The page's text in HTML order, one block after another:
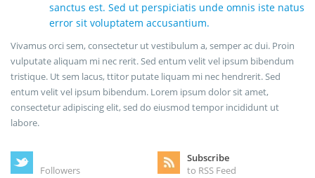
sanctus est. Sed ut perspiciatis unde omnis iste natus
error sit voluptatem accusantium.
Vivamus orci sem, consectetur ut vestibulum a, semper ac dui. Proin
vulputate aliquam mi nec rerit. Sed entum velit vel ipsum bibendum
tristique. Ut sem lacus, ttitor putate liquam mi nec hendrerit. Sed
entum velit vel ipsum bibendum. Lorem ipsum dolor sit amet,
consectetur adipiscing elit, sed do eiusmod tempor incididunt ut
labore.
Followers
Subscribe
to RSS Feed